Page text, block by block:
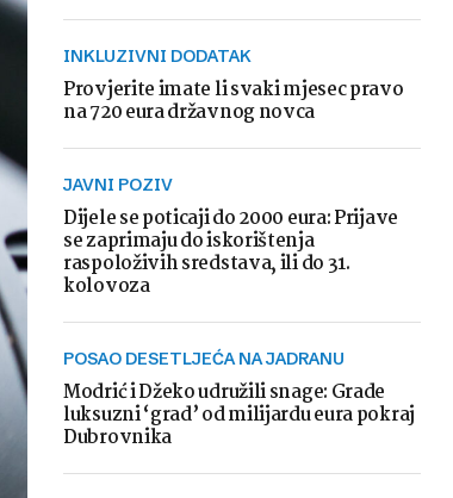
INKLUZIVNI DODATAK
Provjerite imate li svaki mjesec pravo
na 720 eura državnog novca
JAVNI POZIV
Dijele se poticaji do 2000 eura: Prijave
se zaprimaju do iskorištenja
raspoloživih sredstava, ili do 31.
kolovoza
POSAO DESETLJEĆA NA JADRANU
Modrić i Džeko udružili snage: Grade
luksuzni ‘grad’ od milijardu eura pokraj
Dubrovnika